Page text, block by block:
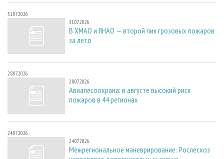
31.07.2026
31.07.2026
В ХМАО и ЯНАО — второй пик грозовых пожаров
за лето
28.07.2026
28.07.2026
Авиалесоохрана: в августе высокий риск
пожаров в 44 регионах
24.07.2026
24.07.2026
Межрегиональное маневрирование: Рослесхоз